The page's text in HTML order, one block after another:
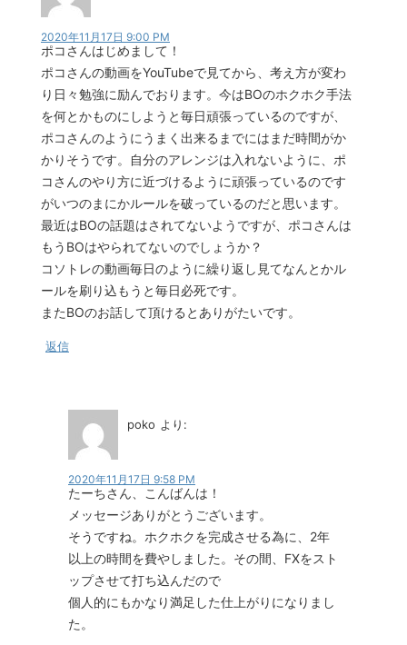
2020年11月17日 9:00 PM
ポコさんはじめまして！
ポコさんの動画をYouTubeで見てから、考え方が変わ
り日々勉強に励んでおります。今はBOのホクホク手法
を何とかものにしようと毎日頑張っているのですが、
ポコさんのようにうまく出来るまでにはまだ時間がか
かりそうです。自分のアレンジは入れないように、ポ
コさんのやり方に近づけるように頑張っているのです
がいつのまにかルールを破っているのだと思います。
最近はBOの話題はされてないようですが、ポコさんは
もうBOはやられてないのでしょうか？
コソトレの動画毎日のように繰り返し見てなんとかル
ールを刷り込もうと毎日必死です。
またBOのお話して頂けるとありがたいです。
返信
poko より:
2020年11月17日 9:58 PM
たーちさん、こんばんは！
メッセージありがとうございます。
そうですね。ホクホクを完成させる為に、2年
以上の時間を費やしました。その間、FXをスト
ップさせて打ち込んだので
個人的にもかなり満足した仕上がりになりまし
た。